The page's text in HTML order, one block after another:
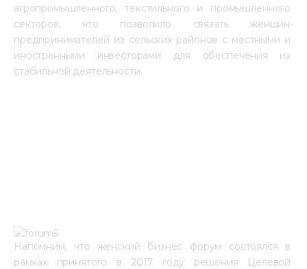
агропромышленного, текстильного и промышленного
секторов, что позволило связать женщин-
предпринимателей из сельских районов с местными и
иностранными инвесторами для обеспечения их
стабильной деятельности.
Напомним, что женский бизнес форум состоялся в
рамках принятого в 2017 году решения Целевой